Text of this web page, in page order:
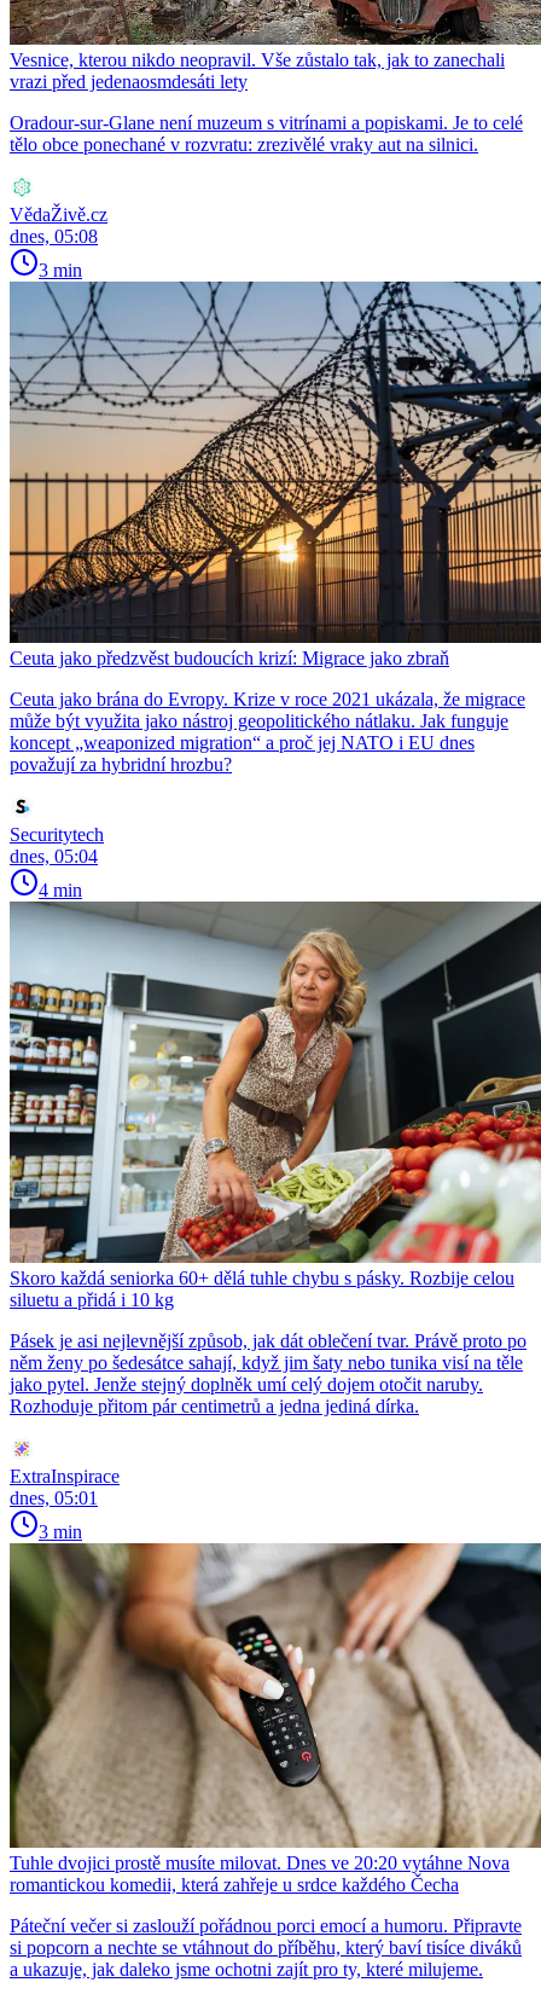
Vesnice, kterou nikdo neopravil. Vše zůstalo tak, jak to zanechali
vrazi před jedenaosmdesáti lety
Oradour-sur-Glane není muzeum s vitrínami a popiskami. Je to celé
tělo obce ponechané v rozvratu: zrezivělé vraky aut na silnici.
VědaŽivě.cz
dnes, 05:08
3 min
Ceuta jako předzvěst budoucích krizí: Migrace jako zbraň
Ceuta jako brána do Evropy. Krize v roce 2021 ukázala, že migrace
může být využita jako nástroj geopolitického nátlaku. Jak funguje
koncept „weaponized migration“ a proč jej NATO i EU dnes
považují za hybridní hrozbu?
Securitytech
dnes, 05:04
4 min
Skoro každá seniorka 60+ dělá tuhle chybu s pásky. Rozbije celou
siluetu a přidá i 10 kg
Pásek je asi nejlevnější způsob, jak dát oblečení tvar. Právě proto po
něm ženy po šedesátce sahají, když jim šaty nebo tunika visí na těle
jako pytel. Jenže stejný doplněk umí celý dojem otočit naruby.
Rozhoduje přitom pár centimetrů a jedna jediná dírka.
ExtraInspirace
dnes, 05:01
3 min
Tuhle dvojici prostě musíte milovat. Dnes ve 20:20 vytáhne Nova
romantickou komedii, která zahřeje u srdce každého Čecha
Páteční večer si zaslouží pořádnou porci emocí a humoru. Připravte
si popcorn a nechte se vtáhnout do příběhu, který baví tisíce diváků
a ukazuje, jak daleko jsme ochotni zajít pro ty, které milujeme.